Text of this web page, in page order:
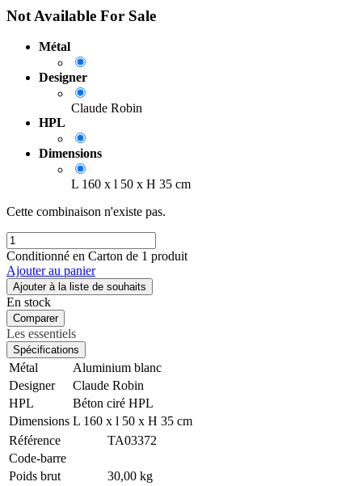
Not Available For Sale
Métal
Designer
Claude Robin
HPL
Dimensions
L 160 x l 50 x H 35 cm
Cette combinaison n'existe pas.
Conditionné en Carton de 1 produit
Ajouter au panier
Ajouter à la liste de souhaits
En stock
Comparer
Les essentiels
Spécifications
Métal
Aluminium blanc
Designer
Claude Robin
HPL
Béton ciré HPL
Dimensions L 160 x l 50 x H 35 cm
Référence
TA03372
Code-barre
Poids brut
30,00 kg